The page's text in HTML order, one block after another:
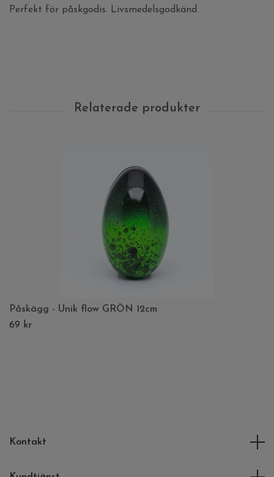
Perfekt för påskgodis. Livsmedelsgodkänd.
Påskägg - Unik flow GRÖN 12cm
69 kr
Kontakt